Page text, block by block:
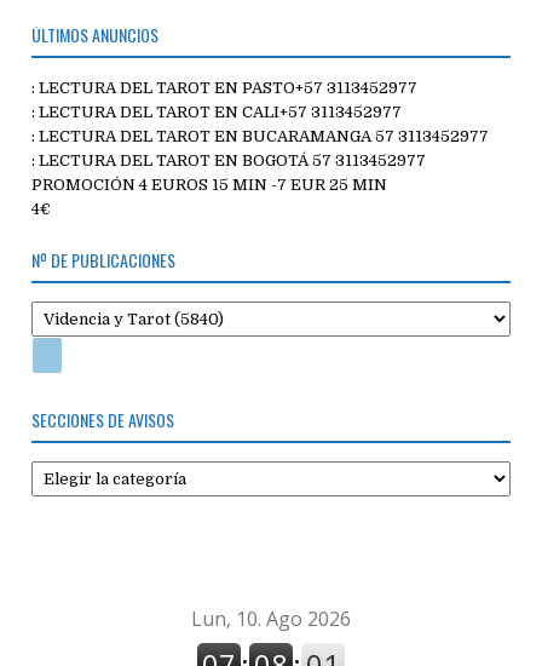
ÚLTIMOS ANUNCIOS
: LECTURA DEL TAROT EN PASTO+57 3113452977
: LECTURA DEL TAROT EN CALI+57 3113452977
: LECTURA DEL TAROT EN BUCARAMANGA 57 3113452977
: LECTURA DEL TAROT EN BOGOTÁ 57 3113452977
PROMOCIÓN 4 EUROS 15 MIN -7 EUR 25 MIN
4€
Nº DE PUBLICACIONES
SECCIONES DE AVISOS
Secciones
de